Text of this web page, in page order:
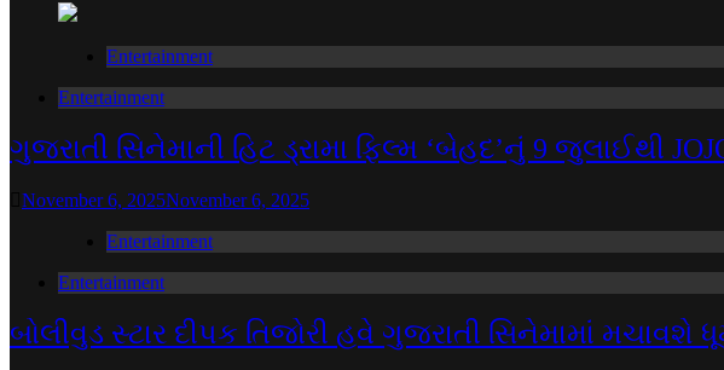
Entertainment
Entertainment
ગુજરાતી સિનેમાની હિટ ડ્રામા ફિલ્મ ‘બેહદ’નું 9 જુલાઈથી
November 6, 2025November 6, 2025
Entertainment
Entertainment
બોલીવુડ સ્ટાર દીપક તિજોરી હવે ગુજરાતી સિનેમામાં